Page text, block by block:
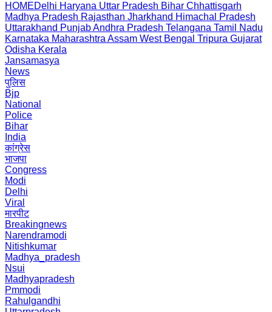
HOMEDelhi Haryana Uttar Pradesh Bihar Chhattisgarh
Madhya Pradesh Rajasthan Jharkhand Himachal Pradesh
Uttarakhand PunjabAndhra Pradesh Telangana Tamil Nadu
Karnataka Maharashtra Assam West Bengal Tripura Gujarat
Odisha Kerala
Jansamasya
News
पुलिस
Bjp
National
Police
Bihar
India
कांग्रेस
भाजपा
Congress
Modi
Delhi
Viral
मारपीट
Breakingnews
Narendramodi
Nitishkumar
Madhya_pradesh
Nsui
Madhyapradesh
Pmmodi
Rahulgandhi